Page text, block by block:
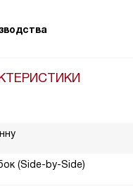
(Side-by-Side)